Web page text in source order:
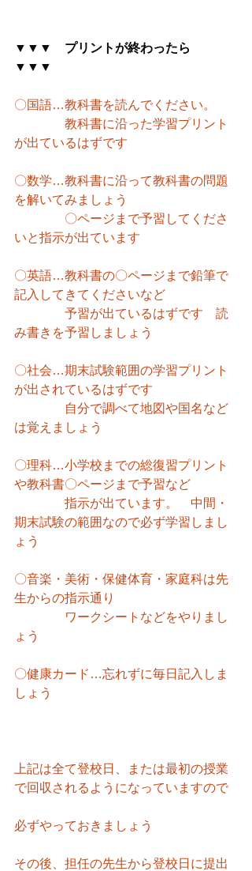
▼▼▼　プリントが終わったら
▼▼▼
〇国語…教科書を読んでください。
教科書に沿った学習プリント
が出ているはずです
〇数学…教科書に沿って教科書の問題
を解いてみましょう
〇ページまで予習してくださ
いと指示が出ています
〇英語…教科書の〇ページまで鉛筆で
記入してきてくださいなど
予習が出ているはずです　読
み書きを予習しましょう
〇社会…期末試験範囲の学習プリント
が出されているはずです
自分で調べて地図や国名など
は覚えましょう
〇理科…小学校までの総復習プリント
や教科書〇ページまで予習など
指示が出ています。　中間・
期末試験の範囲なので必ず学習しまし
ょう
〇音楽・美術・保健体育・家庭科は先
生からの指示通り
ワークシートなどをやりまし
ょう
〇健康カード…忘れずに毎日記入しま
しょう
上記は全て登校日、または最初の授業
で回収されるようになっていますので
必ずやっておきましょう
その後、担任の先生から登校日に提出